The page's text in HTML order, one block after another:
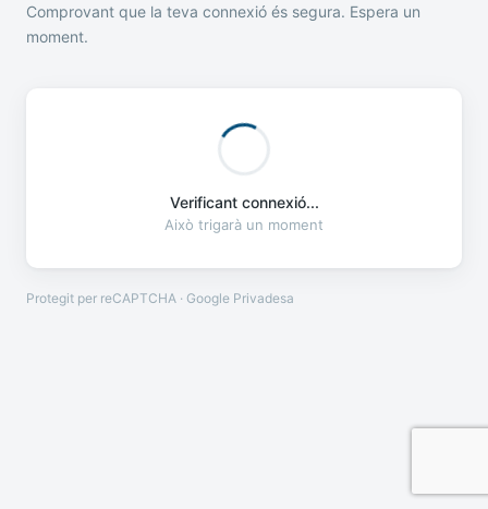
Comprovant que la teva connexió és segura. Espera un
moment.
Verificant connexió...
Això trigarà un moment
Protegit per reCAPTCHA · Google Privadesa